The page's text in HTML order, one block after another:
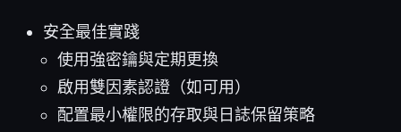
安全最佳實踐
使用強密鑰與定期更換
啟用雙因素認證（如可用）
配置最小權限的存取與日誌保留策略